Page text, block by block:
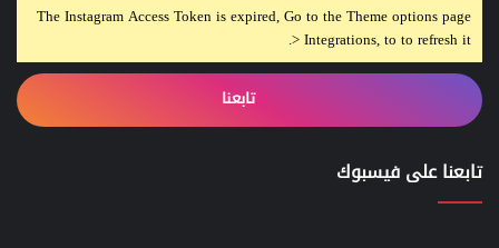
The Instagram Access Token is expired, Go to the Theme options page
> Integrations, to to refresh it.
تابعنا
تابعنا على فيسبوك